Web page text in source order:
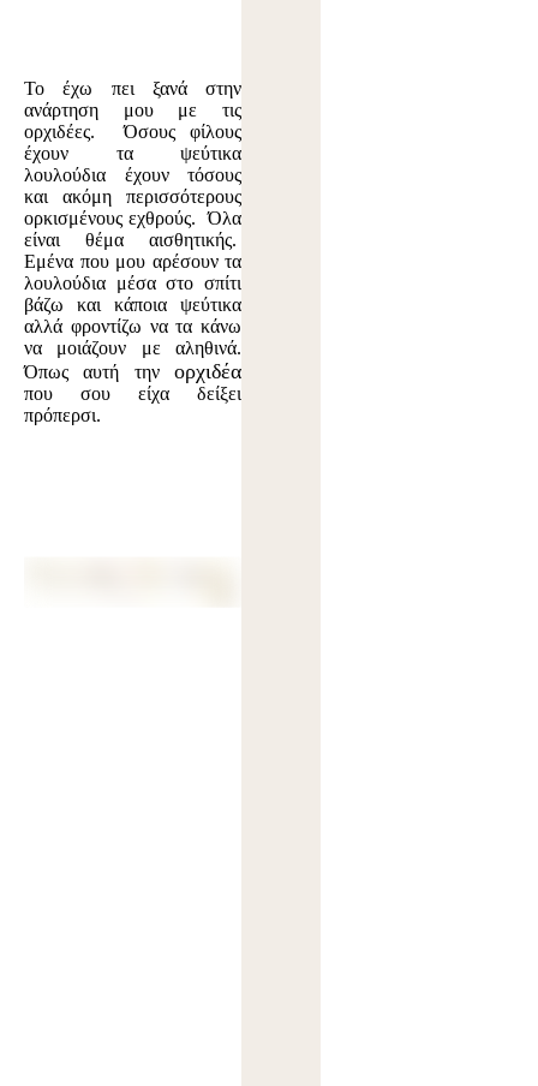
Το έχω πει ξανά στην
ανάρτηση μου με τις
ορχιδέες. Όσους φίλους
έχουν τα ψεύτικα
λουλούδια έχουν τόσους
και ακόμη περισσότερους
ορκισμένους εχθρούς. Όλα
είναι θέμα αισθητικής.
Εμένα που μου αρέσουν τα
λουλούδια μέσα στο σπίτι
βάζω και κάποια ψεύτικα
αλλά φροντίζω να τα κάνω
να μοιάζουν με αληθινά.
Όπως αυτή τηνορχιδέα
που σου είχα δείξει
πρόπερσι.